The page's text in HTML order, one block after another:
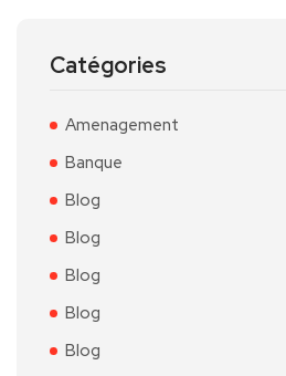
Catégories
Amenagement
Banque
Blog
Blog
Blog
Blog
Blog